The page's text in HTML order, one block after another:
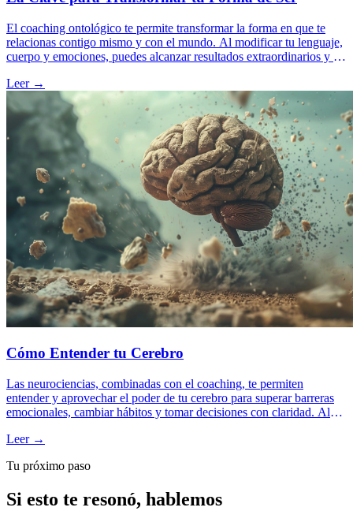
El coaching ontológico te permite transformar la forma en que te
relacionas contigo mismo y con el mundo. Al modificar tu lenguaje,
cuerpo y emociones, puedes alcanzar resultados extraordinarios y un
Leer →
Cómo Entender tu Cerebro
Las neurociencias, combinadas con el coaching, te permiten
entender y aprovechar el poder de tu cerebro para superar barreras
emocionales, cambiar hábitos y tomar decisiones con claridad. Al
papel de las emociones, puedes alcanzar tus objetivos y mejorar
Leer →
Tu próximo paso
Si esto te resonó, hablemos